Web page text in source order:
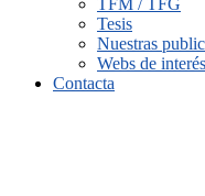
Tesis
Nuestras
Webs de interés
Contacta